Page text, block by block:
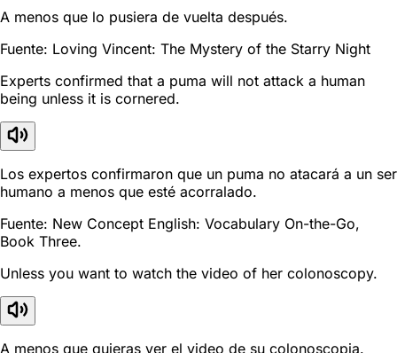
A menos que lo pusiera de vuelta después.
Fuente: Loving Vincent: The Mystery of the Starry Night
Experts confirmed that a puma will not attack a human
being unless it is cornered.
Los expertos confirmaron que un puma no atacará a un ser
humano a menos que esté acorralado.
Fuente: New Concept English: Vocabulary On-the-Go,
Book Three.
Unless you want to watch the video of her colonoscopy.
A menos que quieras ver el video de su colonoscopia.